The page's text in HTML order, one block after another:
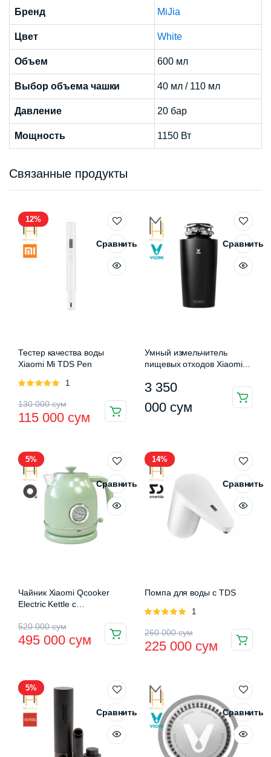
Бренд MiJia
Цвет White
Объем 600 мл
Выбор объема чашки 40 мл / 110 мл
Давление 20 бар
Мощность 1150 Вт
Связанные продукты
12%
Сравнить
Тестер качества воды
Xiaomi Mi TDS Pen
Оценка
1
130 000сум
Первоначальная
цена
130
000 сум.
115 000 сум
Текущая
цена:
000 сум.
Сравнить
Умный измельчитель
пищевых отходов Xiaomi
Processor PowerBox
Premium Edition (VXRD-02)
3 350
000 сум
5%
Сравнить
Чайник Xiaomi Qcooker
Electric Kettle с
520 000сум
Первоначальная
цена
520
000 сум.
495 000 сум
Текущая
цена:
000 сум.
14%
Сравнить
Помпа для воды с TDS
Оценка
1
260 000сум
Первоначальная
цена
260
000 сум.
225 000 сум
Текущая
цена:
000 сум.
5%
Сравнить Сравнить